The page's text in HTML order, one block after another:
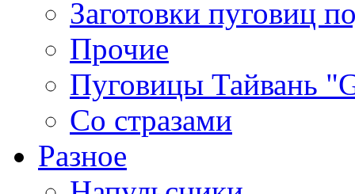
Заготовки пуговиц
Прочие
Пуговицы Тайвань
Со стразами
Разное